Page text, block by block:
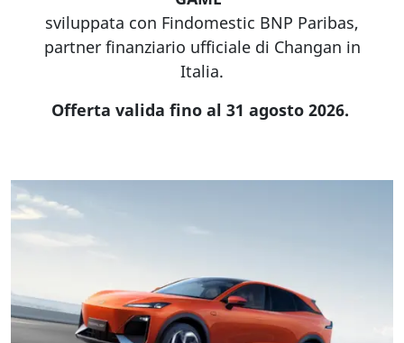
sviluppata con Findomestic BNP Paribas,
partner finanziario ufficiale di Changan in
Italia.
Offerta valida fino al 31 agosto 2026.